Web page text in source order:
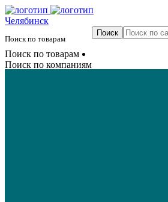
Челябинск
Поиск по товарам
Поиск по товарам
Поиск по компаниям